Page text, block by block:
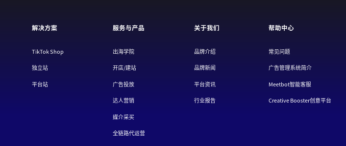
帮助中心
常见问题
广告管理系统简介
Meetbot智能客服
Creative Booster创意平台
关于我们
品牌介绍
品牌新闻
平台资讯
行业报告
服务与产品
出海学院
开店/建站
广告投放
达人营销
媒介采买
全链路代运营
解决方案
TikTok Shop
独立站
平台站